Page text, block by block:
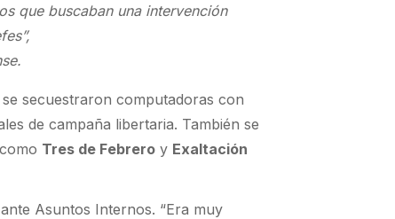
que buscaban una intervención
secuestraron computadoras con
de campaña libertaria. También se
Tres de Febrero y Exaltación
Asuntos Internos. “Era muy